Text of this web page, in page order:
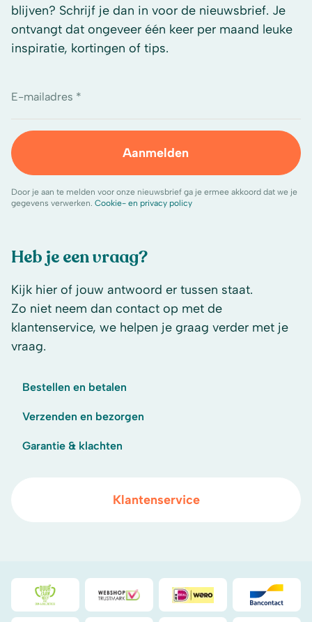
Heb je een vraag?
Kijk hier of jouw antwoord er tussen staat.
Zo niet neem dan contact op met de
klantenservice, we helpen je graag verder met je
vraag.
Bestellen en betalen
Verzenden en bezorgen
Garantie & klachten
Klantenservice
blijven? Schrijf je dan in voor de nieuwsbrief. Je
ontvangt dat ongeveer één keer per maand leuke
inspiratie, kortingen of tips.
E-mailadres *
Aanmelden
Door je aan te melden voor onze nieuwsbrief ga je ermee akkoord dat we je
gegevens verwerken. Cookie- en privacy policy
Duurzaamheidsprijs duin- & bollenstreek
WebwinkelKeuriDeal